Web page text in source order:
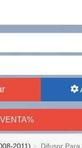
VENTA%
2011) Difusor Para